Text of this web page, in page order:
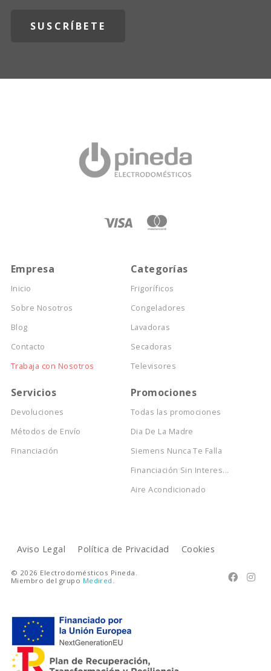
Empresa
Inicio
Sobre Nosotros
Blog
Contacto
Trabaja con Nosotros
Categorías
Frigoríficos
Congeladores
Lavadoras
Secadoras
Televisores
Servicios
Devoluciones
Métodos de Envío
Financiación
Promociones
Todas las promociones
Dia De La Madre
Siemens Nunca Te Falla
Financiación Sin Interes...
Aire Acondicionado
Aviso Legal Política de Privacidad Cookies
 
© 2026 Electrodomésticos Pineda.
Miembro del grupo Medired